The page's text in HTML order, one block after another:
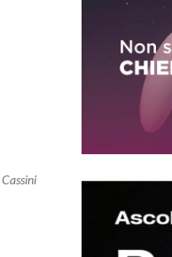
Cassini